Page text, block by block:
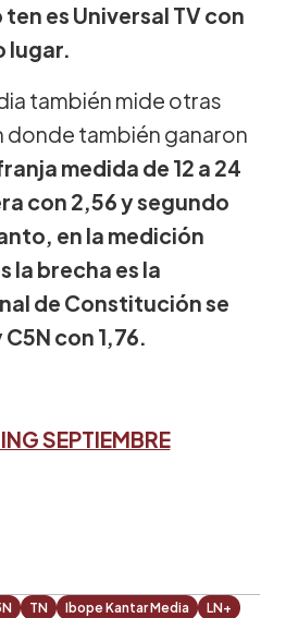
es Universal TV con
lugar.
también mide otras
donde también ganaron
medida de 12 a 24
con 2,56 y segundo
en la medición
la brecha es la
de Constitución se
con 1,76.
SEPTIEMBRE
TN Ibope Kantar Media LN+